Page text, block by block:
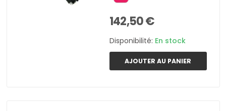
142,50 €
Disponibilité: En stock
AJOUTER AU PANIER